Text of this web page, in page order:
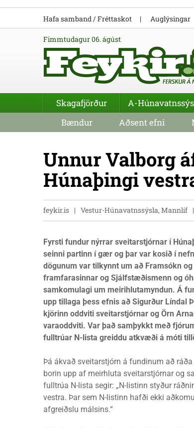
fimmtudagur 06. ágúst
Unnur Valborg
Húnaþingi
feykir.is Vestur-Húnavatnssýsla, Mannlíf
Fyrsti fundur nýrrar sveitarstjórnar í
seinni partinn í gær og þar var kosið í
dögunum var tilkynnt um að Framsókn
framfarasinnar og Sjálfstæðismenn og
samkomulagi um meirihlutamyndun. Á
upp tillaga þess efnis að Sigurður Líndal
kjörinn oddviti sveitarstjórnar og Örn
varaoddviti. Var það samþykkt með
fulltrúar N-lista greiddu atkvæði á móti
Þá ákvað sveitarstjórn á fundinum að
borin upp af meirhluta sveitarstjórnar og
fulltrúa N-lista segir: „N-listinn styður
vestra. Þar sem N-listinn hafði ekki
afgreiðslu málsins.“
Hafa samband / Fréttaskot Auglýsingar
Skagafjörður A-
Bændur
Aðsent efni